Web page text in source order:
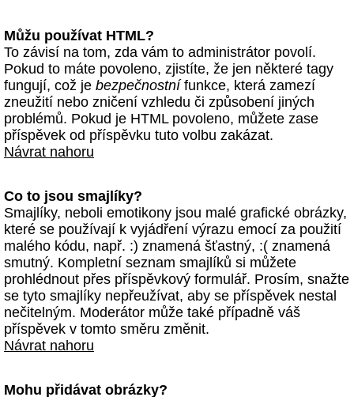
Můžu používat HTML?
To závisí na tom, zda vám to administrátor povolí.
Pokud to máte povoleno, zjistíte, že jen některé tagy
fungují, což je bezpečnostnífunkce, která zamezí
zneužití nebo zničení vzhledu či způsobení jiných
problémů. Pokud je HTML povoleno, můžete zase
příspěvek od příspěvku tuto volbu zakázat.
Návrat nahoru
Co to jsou smajlíky?
Smajlíky, neboli emotikony jsou malé grafické obrázky,
které se používají k vyjádření výrazu emocí za použití
malého kódu, např. :) znamená šťastný, :( znamená
smutný. Kompletní seznam smajlíků si můžete
prohlédnout přes příspěvkový formulář. Prosím, snažte
se tyto smajlíky nepřeužívat, aby se příspěvek nestal
nečitelným. Moderátor může také případně váš
příspěvek v tomto směru změnit.
Návrat nahoru
Mohu přidávat obrázky?